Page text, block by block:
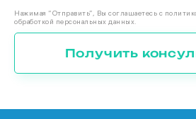
Нажимая “Отправить”, Вы соглашаетесь с
обработкой персональных данных.
Получить